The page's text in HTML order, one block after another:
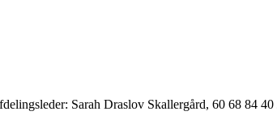
Sarah Draslov Skallergård, 60 68 84 40